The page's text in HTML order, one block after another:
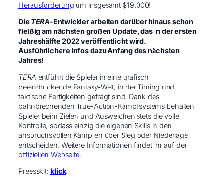
Herausforderung um insgesamt $19.000!
Die TERA-Entwickler arbeiten darüber hinaus schon
fleißig am nächsten großen Update, das in der ersten
Jahreshälfte 2022 veröffentlicht wird.
Ausführlichere Infos dazu Anfang des nächsten
Jahres!
TERA entführt die Spieler in eine grafisch
beeindruckende Fantasy-Welt, in der Timing und
taktische Fertigkeiten gefragt sind. Dank des
bahnbrechenden True-Action-Kampfsystems behalten
Spieler beim Zielen und Ausweichen stets die volle
Kontrolle, sodass einzig die eigenen Skills in den
anspruchsvollen Kämpfen über Sieg oder Niederlage
entscheiden. Weitere Informationen findet ihr auf der
offiziellen Webseite.
Preesskit: klick.